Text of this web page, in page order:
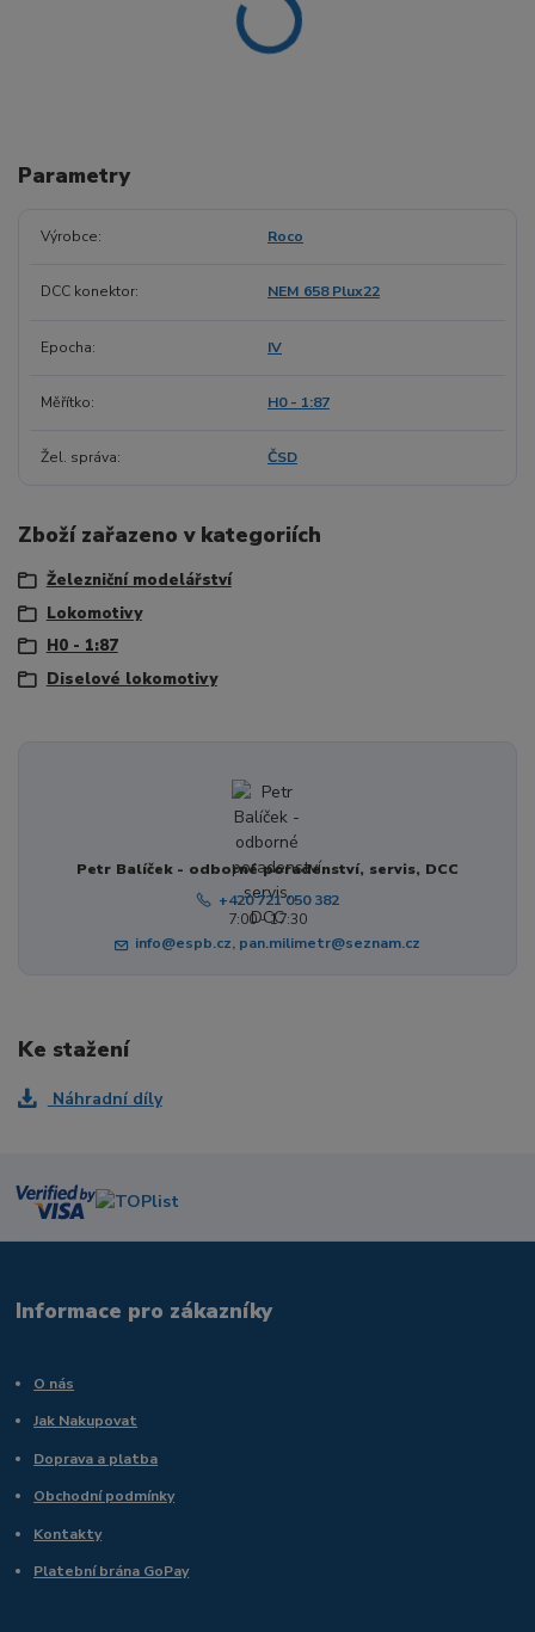
Parametry
Výrobce Roco
DCC konektor NEM 658 Plux22
Epocha IV
Měřítko H0 - 1:87
Žel. správa ČSD
Zboží zařazeno v kategoriích
Železniční modelářství
Lokomotivy
H0 - 1:87
Diselové lokomotivy
Petr Balíček - odborné poradenství, servis, DCC
+420 721 050 382
7:00 - 17:30
info@espb.cz, pan.milimetr@seznam.cz
Ke stažení
Náhradní díly
Informace pro zákazníky
O nás
Jak Nakupovat
Doprava a platba
Obchodní podmínky
Kontakty
Platební brána GoPay